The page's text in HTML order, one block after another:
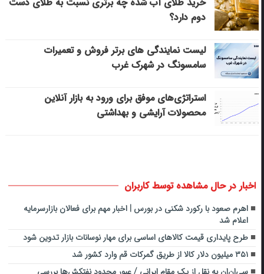
دوم دارد؟
لیست نمایندگی های برتر فروش و تعمیرات
سامسونگ در شهرک غرب
استراتژی‌های موفق برای ورود به بازار آنلاین
محصولات آرایشی و بهداشتی
اخبار در حال مشاهده توسط کاربران
اهرم صعود با رکورد شکنی در بورس | اخبار مهم برای فعالان بازارسرمایه
اعلام شد
طرح پایداری قیمت کالاهای اساسی برای مهار نوسانات بازار تدوین شود
۳۵۱ میلیون دلار کالا از طریق گمرکات قم وارد کشور شد